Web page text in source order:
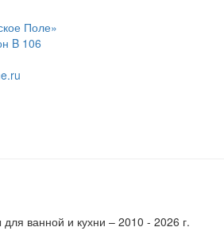
Поле»
B 106
ванной и кухни – 2010 - 2026 г.